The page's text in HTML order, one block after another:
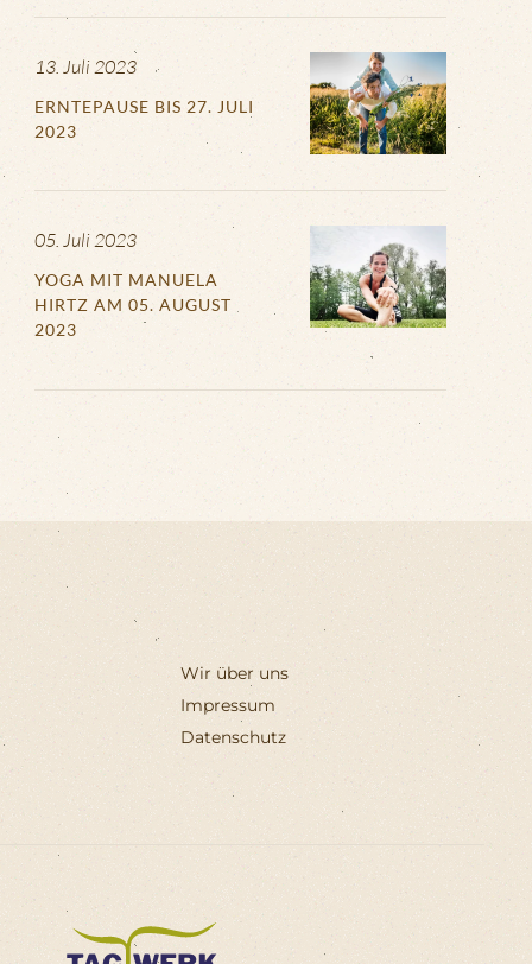
13. Juli 2023
ERNTEPAUSE BIS 27. JULI
2023
05. Juli 2023
YOGA MIT MANUELA
HIRTZ AM 05. AUGUST
2023
Wir über uns
Impressum
Datenschutz